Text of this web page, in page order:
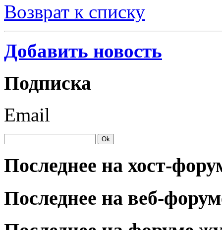
Возврат к списку
Добавить новость
Подписка
Email
Последнее на хост-
Последнее на веб-